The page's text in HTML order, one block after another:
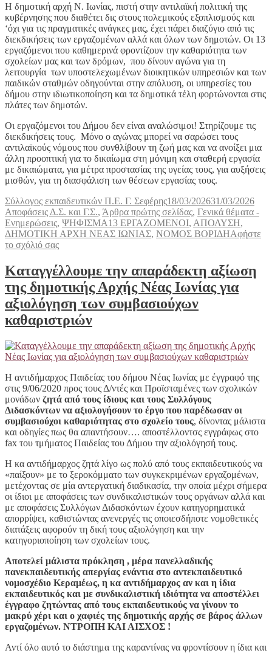
Η δημοτική αρχή Ν. Ιωνίας, πιστή στην αντιλαϊκή πολιτική της
κυβέρνησης που διαθέτει δις στους πολεμικούς εξοπλισμούς και
‘όχι για τις πραγματικές ανάγκες μας, έχει πάρει διαζύγιο από τις
διεκδικήσεις των εργαζομένων αλλά και όλων των δημοτών. Οι 13
εργαζόμενοι που καθημερινά φροντίζουν την καθαριότητα των
σχολείων μας και των δρόμων, που δίνουν αγώνα για τη
λειτουργία των υποστελεχωμένων διοικητικών υπηρεσιών και των
παιδικών σταθμών οδηγούνται στην απόλυση, οι υπηρεσίες του
δήμου στην ιδιωτικοποίηση και τα δημοτικά τέλη φορτώνονται στις
πλάτες των δημοτών.
Οι εργαζόμενοι του Δήμου δεν είναι αναλώσιμοι! Στηρίζουμε τις
διεκδικήσεις τους. Μόνο ο αγώνας μπορεί να σαρώσει τους
αντιλαϊκούς νόμους που συνθλίβουν τη ζωή μας και να ανοίξει μια
άλλη προοπτική για το δικαίωμα στη μόνιμη και σταθερή εργασία
με δικαιώματα, για μέτρα προστασίας της υγείας τους, για αυξήσεις
μισθών, για τη διασφάλιση των θέσεων εργασίας τους.
Συντάκτης
Σύλλογος εκπαιδευτικών Π.Ε. Γ. ΣεφέρηςΔημοσιεύτηκε
την
18/03/202631/03/2026
Αποφάσεις Δ.Σ. και Γ.Σ., Άρθρα πρώτης σελίδας, Γενικά θέματα -
Ενημερώσεις, ΨΗΦΙΣΜΑΕτικέτες
13 ΕΡΓΑΖΟΜΕΝΟΙ, ΑΠΟΛΥΣΗ,
ΔΗΜΟΤΙΚΗ ΑΡΧΗ ΝΕΑΣ ΙΩΝΙΑΣ, ΝΟΜΟΣ ΒΟΡΙΔΗΑφήστε
το σχόλιό σαςστο
ΤΗ
ΣΤΑΣΗ
ΤΗΣ
ΔΗΜΟΤΙΚΗΣ
ΑΡΧΗΣ
Ν.
ΠΟΥ
ΔΕ
ΣΤΗΡΙΖΕΙ
τους
ΕΡΓΑΖΟΜΕΝΟΥΣ
ΚΑΙ
ΤΟΥΣ
ΟΔΗΓΕΙ
ΣΤΗΝ
ΑΠΟΛΥΣΗ!
Καταγγέλλουμε την απαράδεκτη αξίωση
της δημοτικής Αρχής Νέας Ιωνίας για
αξιολόγηση των συμβασιούχων
καθαριστριών
Η αντιδήμαρχος Παιδείας του δήμου Νέας Ιωνίας με έγγραφό της
στις 9/06/2020 προς τους Δ/ντές και Προϊσταμένες των σχολικών
μονάδων ζητά από τους ίδιους και τους Συλλόγους
Διδασκόντων να αξιολογήσουν το έργο που παρέδωσαν οι
συμβασιούχοι καθαριότητας στο σχολείο τους, δίνοντας μάλιστα
και οδηγίες πως θα απαντήσουν…. αποστέλλοντσς εγγράφως στο
fax του τμήματος Παιδείας του Δήμου την αξιολόγησή τους.
Η κα αντιδήμαρχος ζητά λίγο ως πολύ από τους εκπαιδευτικούς να
«παίξουν» με το ξεροκόμματο των συγκεκριμένων εργαζομένων,
μετέχοντας σε μία αντεργατική διαδικασία, την οποία μέχρι σήμερα
οι ίδιοι με αποφάσεις των συνδικαλιστικών τους οργάνων αλλά και
με αποφάσεις Συλλόγων Διδασκόντων έχουν κατηγορηματικά
απορρίψει, καθιστώντας ανενεργές τις οποιεσδήποτε νομοθετικές
διατάξεις αφορούν τη δική τους αξιολόγηση και την
κατηγοριοποίηση των σχολείων τους.
Αποτελεί μάλιστα πρόκληση , μέρα πανελλαδικής
πανεκπαιδευτικής απεργίας ενάντια στο αντεκπαιδευτικό
νομοσχέδιο Κεραμέως, η κα αντιδήμαρχος αν και η ίδια
εκπαιδευτικός και με συνδικαλιστική ιδιότητα να αποστέλλει
έγγραφο ζητώντας από τους εκπαιδευτικούς να γίνουν το
μακρύ χέρι και ο χαφιές της δημοτικής αρχής σε βάρος άλλων
εργαζομένων. ΝΤΡΟΠΗ ΚΑΙ ΑΙΣΧΟΣ !
Αντί όλο αυτό το διάστημα της καραντίνας να φροντίσουν η ίδια και